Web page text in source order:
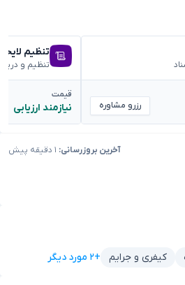
آخرین بروزرسانی:
کیفری و جرایم +۲ مورد دیگر
رزرو مشاوره
تنظیم لایحه
تنظیم و
قیمت
نیازمند ارزیابی